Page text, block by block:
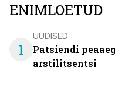
ENIMLOETUD
1
UUDISED
Patsiendi
arstilitsentsi